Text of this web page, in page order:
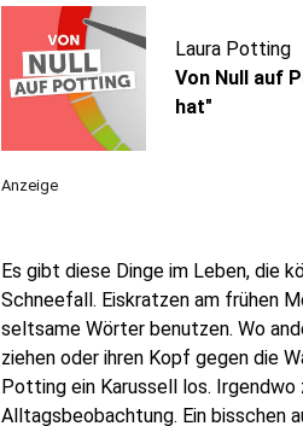
Laura Potting
Von Null auf
hat"
Anzeige
Es gibt diese Dinge im Leben, die
Schneefall. Eiskratzen am frühen
seltsame Wörter benutzen. Wo
ziehen oder ihren Kopf gegen die
Potting ein Karussell los. Irgendwo
Alltagsbeobachtung. Ein bisschen